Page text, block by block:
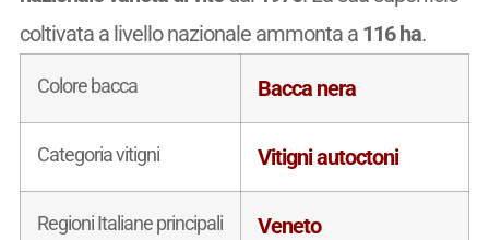
coltivata a livello nazionale ammonta a 116 ha.
Colore bacca Bacca nera
Categoria vitigni Vitigni autoctoni
Regioni Italiane principali Veneto